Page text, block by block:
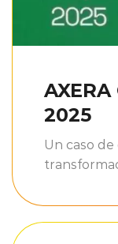
2025
Un caso